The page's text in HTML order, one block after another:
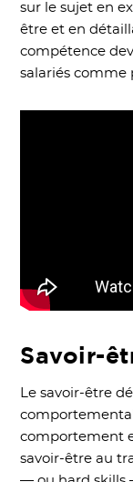
sur le sujet en
être et en
compétence
salariés comme
Savoir-
Le savoir-être
comportement
savoir-être au